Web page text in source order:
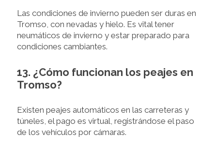
Las condiciones de invierno pueden ser duras en
Tromso, con nevadas y hielo. Es vital tener
neumáticos de invierno y estar preparado para
condiciones cambiantes.
13. ¿Cómo funcionan los peajes en
Tromso?
Existen peajes automáticos en las carreteras y
túneles, el pago es virtual, registrándose el paso
de los vehículos por cámaras.